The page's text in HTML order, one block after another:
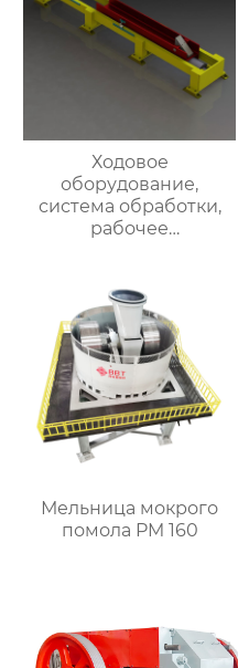
Ходовое
оборудование,
система обработки,
рабочее
Мельница мокрого
помола PM 160